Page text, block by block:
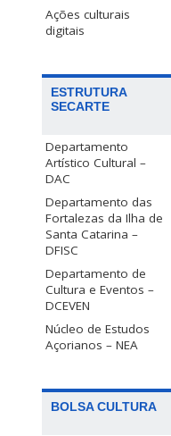
Ações culturais
digitais
ESTRUTURA
SECARTE
Departamento
Artístico Cultural –
DAC
Departamento das
Fortalezas da Ilha de
Santa Catarina –
DFISC
Departamento de
Cultura e Eventos –
DCEVEN
Núcleo de Estudos
Açorianos – NEA
BOLSA CULTURA